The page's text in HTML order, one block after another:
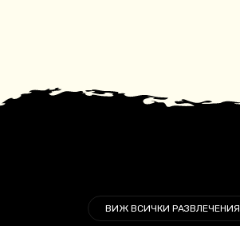
ВИЖ ВСИЧКИ РАЗВЛЕЧЕНИЯ